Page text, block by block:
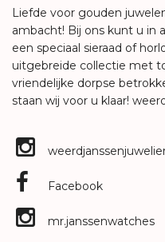
Liefde voor gouden
ambacht! Bij ons kunt u in
een speciaal sieraad of
uitgebreide collectie met
vriendelijke dorpse
staan wij voor u klaar!
Facebook
mr.janssenwatches